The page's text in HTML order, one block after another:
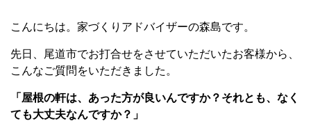
こんにちは。家づくりアドバイザーの森島です。
先日、尾道市でお打合せをさせていただいたお客様から、
こんなご質問をいただきました。
「屋根の軒は、あった方が良いんですか？それとも、なく
ても大丈夫なんですか？」